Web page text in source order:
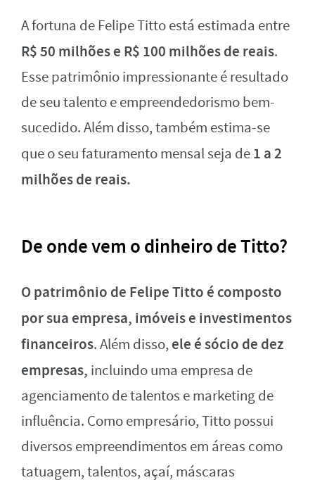
A fortuna de Felipe Titto está estimada entre
R$ 50 milhões e R$ 100 milhões de reais.
Esse patrimônio impressionante é resultado
de seu talento e empreendedorismo bem-
sucedido. Além disso, também estima-se
que o seu faturamento mensal seja de1 a 2
milhões de reais.
De onde vem o dinheiro de Titto?
O patrimônio de Felipe Titto é composto
por sua empresa, imóveis e investimentos
financeiros. Além disso, ele é sócio de dez
empresas, incluindo uma empresa de
agenciamento de talentos e marketing de
influência. Como empresário, Titto possui
diversos empreendimentos em áreas como
tatuagem, talentos, açaí, máscaras